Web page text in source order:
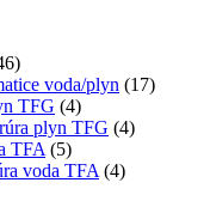
voda/plyn (17)
TFG (4)
plyn TFG (4)
TFA (5)
voda TFA (4)